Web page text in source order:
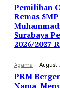
Pemilihan
Remas SMP
Surabaya
2026/2027
Agama August
PRM
Nama,